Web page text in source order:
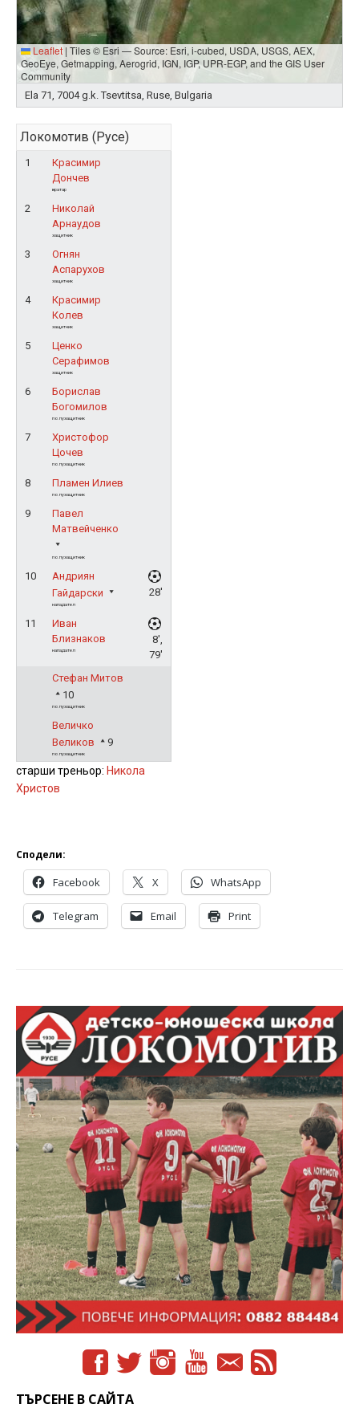
Leaflet | Tiles © Esri — Source: Esri, i-cubed, USDA, USGS, AEX,
GeoEye, Getmapping, Aerogrid, IGN, IGP, UPR-EGP, and the GIS User
Community
Ela 71, 7004 g.k. Tsevtitsa, Ruse, Bulgaria
Локомотив (Русе)
1
Красимир
Дончев
вратар
2
Николай
Арнаудов
защитник
3
Огнян
Аспарухов
защитник
4
Красимир
Колев
защитник
5
Ценко
Серафимов
защитник
6
Борислав
Богомилов
полузащитник
7
Христофор
Цочев
полузащитник
8 Пламен Илиев
полузащитник
9
Павел
Матвейченко
полузащитник
10
Андриян
Гайдарски
нападател
28'
11
Иван
Близнаков
нападател
8',
79'
Стефан Митов
10
полузащитник
Величко
Великов
9
полузащитник
старши треньор: Никола
Христов
Сподели:
Facebook X WhatsApp
Telegram Email Print
ТЪРСЕНЕ В САЙТА